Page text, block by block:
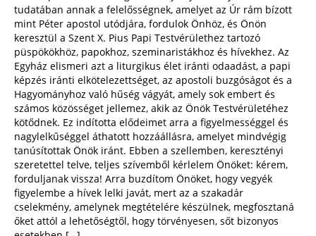
tudatában annak a felelősségnek, amelyet az Úr rám bízott
mint Péter apostol utódjára, fordulok Önhöz, és Önön
keresztül a Szent X. Pius Papi Testvérülethez tartozó
püspökökhöz, papokhoz, szeminaristákhoz és hívekhez. Az
Egyház elismeri azt a liturgikus élet iránti odaadást, a papi
képzés iránti elkötelezettséget, az apostoli buzgóságot és a
Hagyományhoz való hűség vágyát, amely sok embert és
számos közösséget jellemez, akik az Önök Testvérületéhez
kötődnek. Ez indította elődeimet arra a figyelmességgel és
nagylelkűséggel áthatott hozzáállásra, amelyet mindvégig
tanúsítottak Önök iránt. Ebben a szellemben, keresztényi
szeretettel telve, teljes szívemből kérlelem Önöket: kérem,
forduljanak vissza! Arra buzdítom Önöket, hogy vegyék
figyelembe a hívek lelki javát, mert az a szakadár
cselekmény, amelynek megtételére készülnek, megfosztaná
őket attól a lehetőségtől, hogy törvényesen, sőt bizonyos